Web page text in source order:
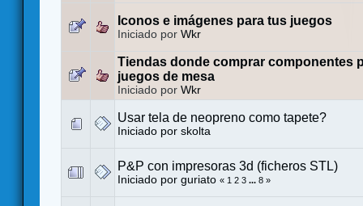
Iconos e imágenes para tus juegos
Iniciado por Wkr
Tiendas donde comprar componentes
juegos de mesa
Iniciado por Wkr
Usar tela de neopreno como tapete?
Iniciado por skolta
P&P con impresoras 3d (ficheros STL)
Iniciado por guriato « 1 2 3 ... 8 »